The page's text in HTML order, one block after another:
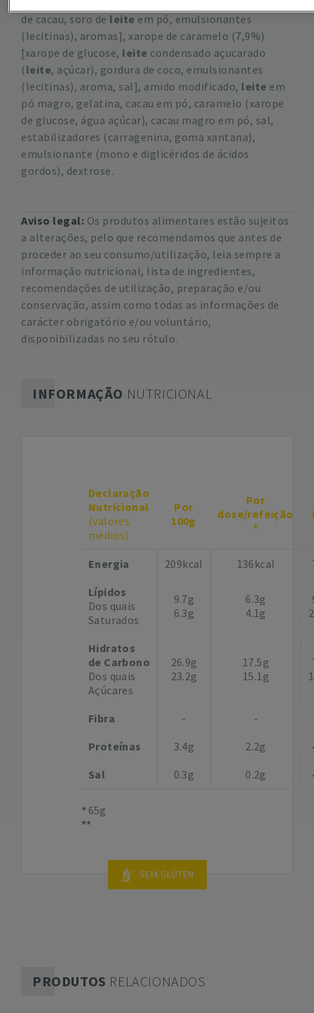
de cacau, soro de leite em pó, emulsionantes
(lecitinas), aromas], xarope de caramelo (7,9%)
[xarope de glucose, leite condensado açucarado
(leite, açúcar), gordura de coco, emulsionantes
(lecitinas), aroma, sal], amido modificado, leite em
pó magro, gelatina, cacau em pó, caramelo (xarope
de glucose, água açúcar), cacau magro em pó, sal,
estabilizadores (carragenina, goma xantana),
emulsionante (mono e diglicéridos de ácidos
gordos), dextrose.
Aviso legal: Os produtos alimentares estão sujeitos
a alterações, pelo que recomendamos que antes de
proceder ao seu consumo/utilização, leia sempre a
informação nutricional, lista de ingredientes,
recomendações de utilização, preparação e/ou
conservação, assim como todas as informações de
carácter obrigatório e/ou voluntário,
disponibilizadas no seu rótulo.
INFORMAÇÃO NUTRICIONAL
Declaração
Nutricional
(valores
médios)
Por
100g
Por
dose/refeição
*
Energia 209kcal 136kcal
Lípidos
Dos quais
Saturados
9.7g
6.3g
6.3g
4.1g
Hidratos
de Carbono
Dos quais
Açúcares
26.9g
23.2g
17.5g
15.1g
Fibra -
-
Proteínas
3.4g 2.2g
Sal
0.3g 0.2g
65g
SEM GLÚTEN
PRODUTOS RELACIONADOS